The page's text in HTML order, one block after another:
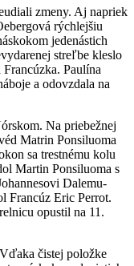
zmeny. Aj napriek
rýchlejšiu
jedenástich
streľbe kleslo
Paulína
a odovzdala na
Na priebežnej
Matrin Ponsiluoma
sa trestnému kolu
Martin Ponsiluoma s
Dalemu-
Francúz Eric Perrot.
opustil na 11.
čistej položke